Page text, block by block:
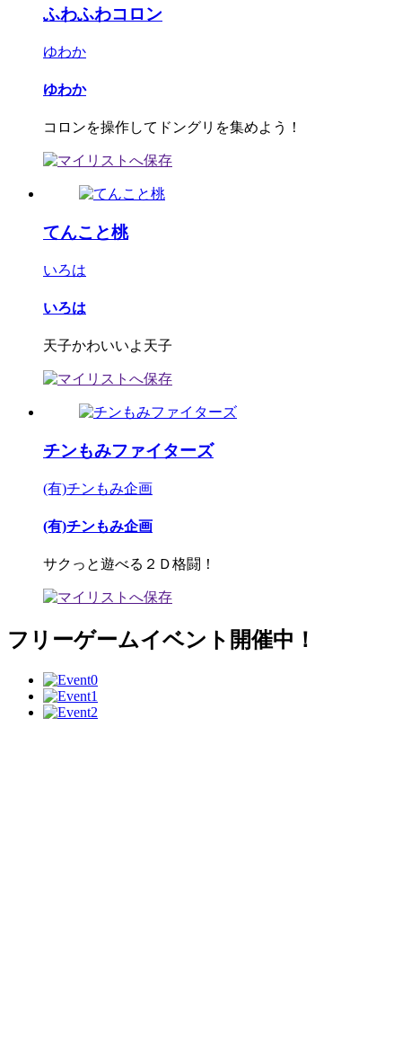
ふわふわコロン
ゆわか
ゆわか
コロンを操作してドングリを集めよう！
てんこと桃
いろは
いろは
天子かわいいよ天子
チンもみファイターズ
(有)チンもみ企画
(有)チンもみ企画
サクっと遊べる２Ｄ格闘！
フリーゲームイベント開催中！